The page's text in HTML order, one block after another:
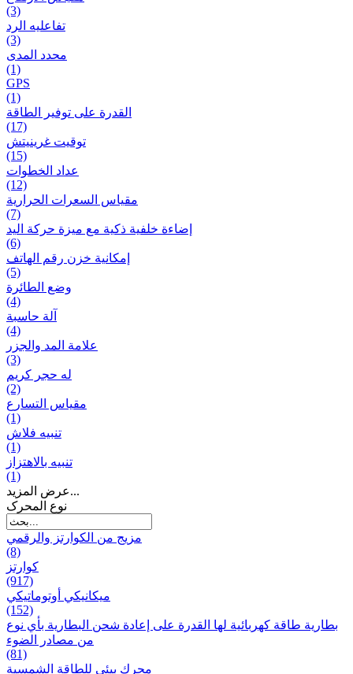
(3)
تفاعلیه الرد
(3)
محدد المدى
(1)
GPS
(1)
القدرة على توفير الطاقة
(17)
توقيت غرينيتش
(15)
عداد الخطوات
(12)
مقیاس السعرات الحرارية
(7)
إضاءة خلفية ذكية مع ميزة حرکة اليد
(6)
إمكانية خزن رقم الهاتف
(5)
وضع الطائرة
(4)
آلة حاسبة
(4)
علامة المد والجزر
(3)
له حجر كريم
(2)
مقياس التسارع
(1)
تنبيه فلاش
(1)
تنبيه بالاهتزاز
(1)
عرض المزيد...
نوع المحرک
مزيج من الكوارتز والرقمي
(8)
كوارتز
(917)
ميكانيكي أوتوماتيكي
(152)
بطارية طاقة كهربائية لها القدرة على إعادة شحن البطارية بأي نوع
من مصادر الضوء
(81)
محرك بيئي للطاقة الشمسية